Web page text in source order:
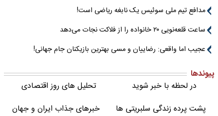
مدافع تیم ملی سوئیس یک نابغه ریاضی است!
ساعت قلعه‌نویی ۲۰ خانواده را از فلاکت نجات می‌دهد
عجیب اما واقعی: رضاییان و مسی بهترین بازیکنان جام جهانی!
پیوندها
در لحظه با خبر شوید
تحلیل های روز اقتصادی
پشت پرده زندگی سلبریتی ها
خبرهای جذاب ایران و جهان